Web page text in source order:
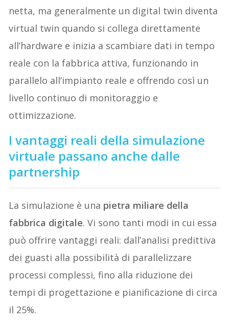
netta, ma generalmente un digital twin diventa
virtual twin quando si collega direttamente
all’hardware e inizia a scambiare dati in tempo
reale con la fabbrica attiva, funzionando in
parallelo all’impianto reale e offrendo così un
livello continuo di monitoraggio e
ottimizzazione.
I vantaggi reali della simulazione
virtuale passano anche dalle
partnership
La simulazione è una pietra miliare della
fabbrica digitale. Vi sono tanti modi in cui essa
può offrire vantaggi reali: dall’analisi predittiva
dei guasti alla possibilità di parallelizzare
processi complessi, fino alla riduzione dei
tempi di progettazione e pianificazione di circa
il 25%.